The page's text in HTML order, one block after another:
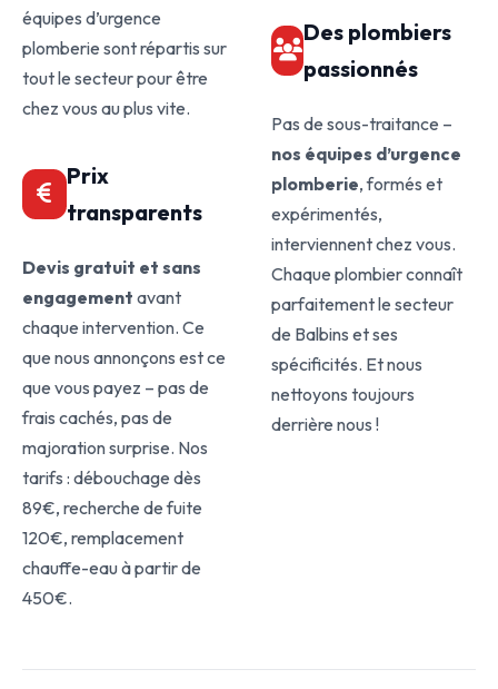
équipes d’urgence
plomberie sont répartis sur
tout le secteur pour être
chez vous au plus vite.
Prix
transparents
Devis gratuit et sans
engagement avant
chaque intervention. Ce
que nous annonçons est ce
que vous payez – pas de
frais cachés, pas de
majoration surprise. Nos
tarifs : débouchage dès
89€, recherche de fuite
120€, remplacement
chauffe-eau à partir de
450€.
Des plombiers
passionnés
Pas de sous-traitance –
nos équipes d’urgence
plomberie, formés et
expérimentés,
interviennent chez vous.
Chaque plombier connaît
parfaitement le secteur
de Balbins et ses
spécificités. Et nous
nettoyons toujours
derrière nous !